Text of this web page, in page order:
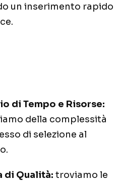
un inserimento rapido
di Tempo e Risorse:
della complessità
di selezione al
di Qualità: troviamo le